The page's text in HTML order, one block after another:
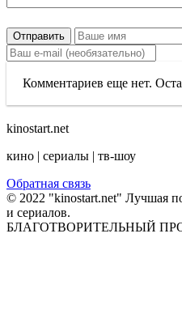
Отправить
Комментариев еще нет.
kinostart.net
кино | сериалы | тв-шоу
Обратная связь
© 2022 "kinostart.net" Лучшая
и сериалов.
БЛАГОТВОРИТЕЛЬНЫЙ